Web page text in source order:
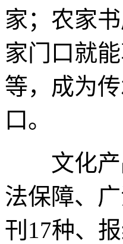
家；农家
家门口就
等，成为
口。
文化产
法保障、
刊17种、